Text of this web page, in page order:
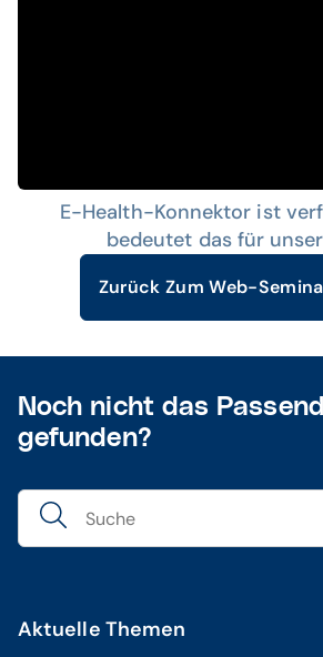
E-Health-Konnektor ist
bedeutet das für
Zurück Zum Web-
Noch nicht das
gefunden?
Aktuelle Themen